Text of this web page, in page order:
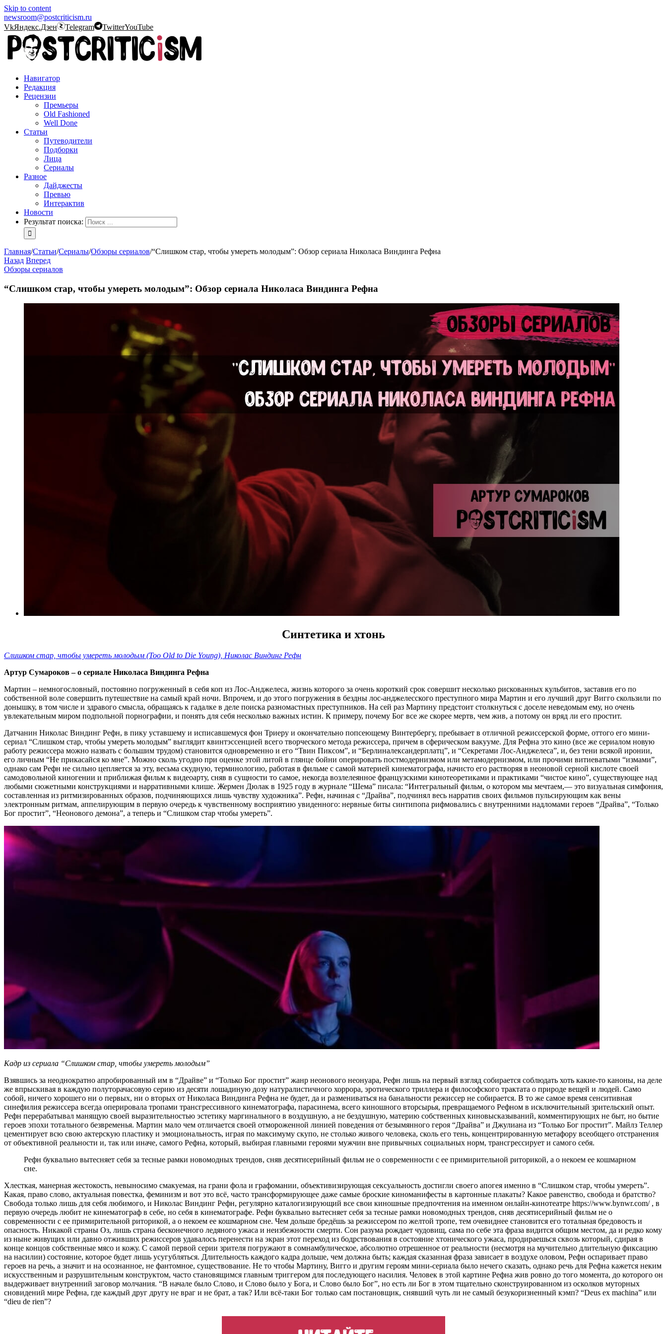
Skip to content
newsroom@postcriticism.ru
VkЯндекс.Дзен Telegram TwitterYouTube
Навигатор
Редакция
Рецензии
Премьеры
Old Fashioned
Well Done
Статьи
Путеводители
Подборки
Лица
Сериалы
Разное
Дайджесты
Превью
Интерактив
Новости
Результат поиска:
Главная/Статьи/Сериалы/Обзоры сериалов/“Слишком стар, чтобы умереть молодым”: Обзор сериала Николаса Виндинга Рефна
Назад Вперед
Обзоры сериалов
“Слишком стар, чтобы умереть молодым”: Обзор сериала Николаса Виндинга Рефна
Синтетика и хтонь
Слишком стар, чтобы умереть молодым (Too Old to Die Young), Николас Виндинг Рефн
Артур Сумароков – о сериале Николаса Виндинга Рефна
Мартин – немногословный, постоянно погруженный в себя коп из Лос-Анджелеса, жизнь которого за очень короткий срок совершит несколько рискованных кульбитов, заставив его по
собственной воле совершить путешествие на самый край ночи. Впрочем, и до этого погружения в бездны лос-анджелесского преступного мира Мартин и его лучший друг Вигго скользили по
донышку, в том числе и здравого смысла, обращаясь к гадалке в деле поиска разномастных преступников. На сей раз Мартину предстоит столкнуться с доселе неведомым ему, но очень
увлекательным миром подпольной порнографии, и понять для себя несколько важных истин. К примеру, почему Бог все же скорее мертв, чем жив, а потому он вряд ли его простит.
Датчанин Николас Виндинг Рефн, в пику уставшему и исписавшемуся фон Триеру и окончательно попсеющему Винтербергу, пребывает в отличной режиссерской форме, оттого его мини-
сериал “Слишком стар, чтобы умереть молодым” выглядит квинтэссенцией всего творческого метода режиссера, причем в сферическом вакууме. Для Рефна это кино (все же сериалом новую
работу режиссера можно назвать с большим трудом) становится одновременно и его “Твин Пиксом”, и “Берлиналександерплатц”, и “Секретами Лос-Анджелеса”, и, без тени всякой иронии,
его личным “Не прикасайся ко мне”. Можно сколь угодно при оценке этой литой в глянце бойни оперировать постмодернизмом или метамодернизмом, или прочими витиеватыми “измами”,
однако сам Рефн не сильно цепляется за эту, весьма скудную, терминологию, работая в фильме с самой материей кинематографа, начисто его растворяя в неоновой серной кислоте своей
самодовольной киногении и приближая фильм к видеоарту, сняв в сущности то самое, некогда возлелеянное французскими кинотеоретиками и практиками “чистое кино”, существующее над
любыми сюжетными конструкциями и нарративными клише. Жермен Дюлак в 1925 году в журнале “Шема” писала: “Интегральный фильм, о котором мы мечтаем,— это визуальная симфония,
составленная из ритмизированных образов, подчиняющихся лишь чувству художника”. Рефн, начиная с “Драйва”, подчинял весь нарратив своих фильмов пульсирующим как вены
электронным ритмам, аппелирующим в первую очередь к чувственному восприятию увиденного: нервные биты синтипопа рифмовались с внутренними надломами героев “Драйва”, “Только
Бог простит”, “Неонового демона”, а теперь и “Слишком стар чтобы умереть”.
Кадр из сериала “Слишком стар, чтобы умереть молодым”
Взявшись за неоднократно апробированный им в “Драйве” и “Только Бог простит” жанр неонового неонуара, Рефн лишь на первый взгляд собирается соблюдать хоть какие-то каноны, на деле
же впрыскивая в каждую полуторачасовую серию из десяти лошадиную дозу натуралистичного хоррора, эротического триллера и философского трактата о природе вещей и людей. Само
собой, ничего хорошего ни о первых, ни о вторых от Николаса Виндинга Рефна не будет, да и размениваться на банальности режиссер не собирается. В то же самое время сенситивная
синефилия режиссера всегда оперировала тропами трансгрессивного кинематографа, парасинема, всего киношного вторсырья, превращаемого Рефном в исключительный зрительский опыт.
Рефн перерабатывал манящую своей выразительностью эстетику маргинального в воздушную, а не бездушную, материю собственных киновысказываний, комментирующих не быт, но бытие
героев эпохи тотального безвременья. Мартин мало чем отличается своей отмороженной линией поведения от безымянного героя “Драйва” и Джулиана из “Только Бог простит”. Майлз Теллер
цементирует всю свою актерскую пластику и эмоциональность, играя по максимуму скупо, не столько живого человека, сколь его тень, концентрированную метафору всеобщего отстранения
от объективной реальности и, так или иначе, самого Рефна, который, выбирая главными героями мужчин вне привычных социальных норм, трансгрессирует и самого себя.
Рефн буквально вытесняет себя за тесные рамки новомодных трендов, сняв десятисерийный фильм не о современности с ее примирительной риторикой, а о некоем ее кошмарном
сне.
Хлесткая, манерная жестокость, невыносимо смакуемая, на грани фола и графомании, объективизирующая сексуальность достигли своего апогея именно в “Слишком стар, чтобы умереть”.
Какая, право слово, актуальная повестка, феминизм и вот это всё, часто трансформирующее даже самые броские киноманифесты в картонные плакаты? Какое равенство, свобода и братство?
Свобода только лишь для себя любимого, и Николас Виндинг Рефн, регулярно каталогизирующий все свои киношные предпочтения на именном онлайн-кинотеатре https://www.bynwr.com/ , в
первую очередь любит не кинематограф в себе, но себя в кинематографе. Рефн буквально вытесняет себя за тесные рамки новомодных трендов, сняв десятисерийный фильм не о
современности с ее примирительной риторикой, а о некоем ее кошмарном сне. Чем дольше бредёшь за режиссером по желтой тропе, тем очевиднее становится его тотальная бредовость и
опасность. Никакой страны Оз, лишь страна бесконечного ледяного ужаса и неизбежности смерти. Сон разума рождает чудовищ, сама по себе эта фраза видится общим местом, да и редко кому
из ныне живущих или давно отживших режиссеров удавалось перенести на экран этот переход из бодрствования в состояние хтонического ужаса, продираешься сквозь который, сдирая в
конце концов собственные мясо и кожу. С самой первой серии зрителя погружают в сомнамбулическое, абсолютно отрешенное от реальности (несмотря на мучительно длительную фиксацию
на насилии) состояние, которое будет лишь усугубляться. Длительность каждого кадра дольше, чем должна быть; каждая сказанная фраза зависает в воздухе оловом, Рефн оспаривает право
героев на речь, а значит и на осознанное, не фантомное, существование. Не то чтобы Мартину, Вигго и другим героям мини-сериала было нечего сказать, однако речь для Рефна кажется неким
искусственным и разрушительным конструктом, часто становящимся главным триггером для последующего насилия. Человек в этой картине Рефна жив ровно до того момента, до которого он
выдерживает внутренний заговор молчания. “В начале было Слово, и Слово было у Бога, и Слово было Бог”, но есть ли Бог в этом тщательно сконструированном из осколков муторных
сновидений мире Рефна, где каждый друг другу не враг и не брат, а так? Или всё-таки Бог только сам постановщик, снявший чуть ли не самый безукоризненный кэмп? “Deus ex machina” или
“dieu de rien”?